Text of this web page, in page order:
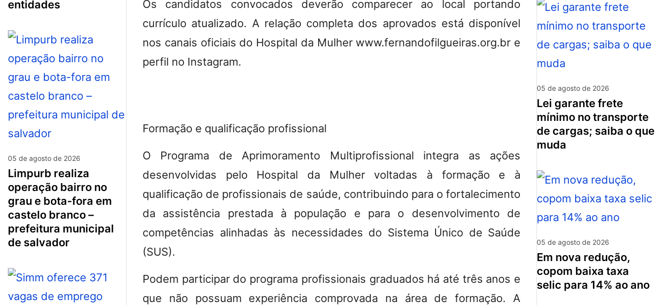
entidades
05 de agosto de 2026
limpurb realiza
operação bairro no
grau e bota-fora em
castelo branco –
prefeitura municipal
de salvador
Os candidatos convocados deverão comparecer ao local portando
currículo atualizado. A relação completa dos aprovados está disponível
nos canais oficiais do Hospital da Mulher www.fernandofilgueiras.org.br e
perfil no Instagram.
Formação e qualificação profissional
O Programa de Aprimoramento Multiprofissional integra as ações
desenvolvidas pelo Hospital da Mulher voltadas à formação e à
qualificação de profissionais de saúde, contribuindo para o fortalecimento
da assistência prestada à população e para o desenvolvimento de
competências alinhadas às necessidades do Sistema Único de Saúde
(SUS).
Podem participar do programa profissionais graduados há até três anos e
que não possuam experiência comprovada na área de formação. A
05 de agosto de 2026
lei garante frete
mínimo no transporte
de cargas; saiba o que
muda
05 de agosto de 2026
em nova redução,
copom baixa taxa
selic para 14% ao ano